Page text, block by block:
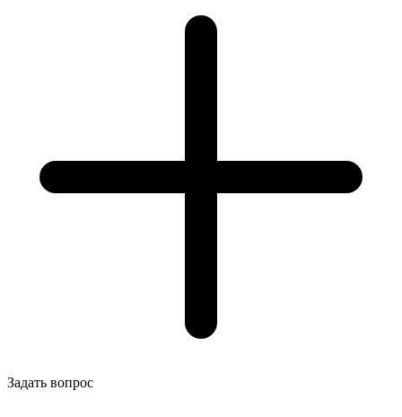
Задать вопрос